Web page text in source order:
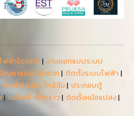
ไฟฟ้าโรงงาน | งานออกแบบระบบ
ญหาแรงดันไฟตก | ติดตั้งระบบไฟฟ้า |
ช่างไฟ 24ชม ใกล้ฉัน | ประกอบตู้
|ขอไฟฟ้าชั่วคราว| ติดตั้งหม้อแปลง|